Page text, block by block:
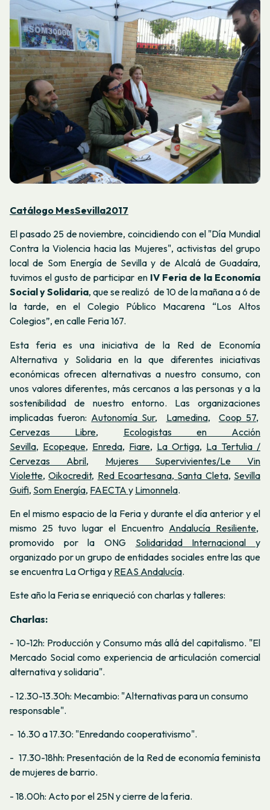
Catálogo MesSevilla2017
El pasado 25 de noviembre, coincidiendo con el "Día Mundial
Contra la Violencia hacia las Mujeres", activistas del grupo
local de Som Energía de Sevilla y de Alcalá de Guadaíra,
tuvimos el gusto de participar en IV Feria de la Economía
Social y Solidaria, que se realizó de 10 de la mañana a 6 de
la tarde, en el Colegio Público Macarena “Los Altos
Colegios”, en calle Feria 167.
Esta feria es una iniciativa de la Red de Economía
Alternativa y Solidaria en la que diferentes iniciativas
económicas ofrecen alternativas a nuestro consumo, con
unos valores diferentes, más cercanos a las personas y a la
sostenibilidad de nuestro entorno. Las organizaciones
implicadas fueron: Autonomía Sur, Lamedina, Coop 57,
Cervezas Libre, Ecologistas en Acción
Sevilla, Ecopeque, Enreda, Fiare, La Ortiga, La Tertulia /
Cervezas Abril, Mujeres Supervivientes/Le Vin
Violette,Oikocredit, Red Ecoartesana, Santa Cleta, Sevilla
Guifi, Som Energía, FAECTA y Limonnela.
En el mismo espacio de la Feria y durante el día anterior y el
mismo 25 tuvo lugar el Encuentro Andalucía Resiliente,
promovido por la ONG Solidaridad Internacionaly
organizado por un grupo de entidades sociales entre las que
se encuentra La Ortiga y REAS Andalucía.
Este año la Feria se enriqueció con charlas y talleres:
Charlas:
- 10-12h: Producción y Consumo más allá del capitalismo. "El
Mercado Social como experiencia de articulación comercial
alternativa y solidaria".
- 12.30-13.30h: Mecambio: "Alternativas para un consumo
responsable".
- 16.30 a 17.30: "Enredando cooperativismo".
- 17.30-18hh: Presentación de la Red de economía feminista
de mujeres de barrio.
- 18.00h: Acto por el 25N y cierre de la feria.